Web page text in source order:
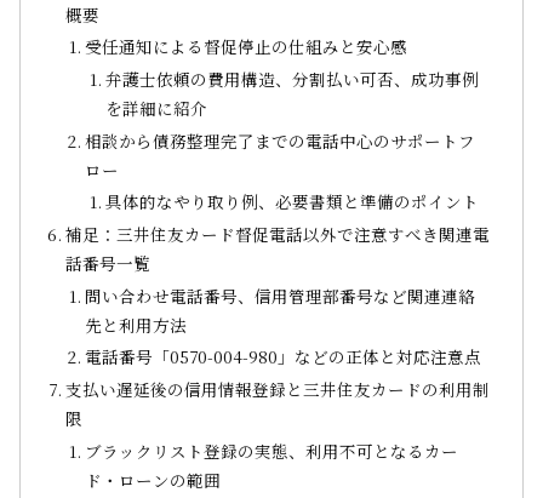
概要
受任通知による督促停止の仕組みと安心感
弁護士依頼の費用構造、分割払い可否、成功事例
を詳細に紹介
相談から債務整理完了までの電話中心のサポートフ
ロー
具体的なやり取り例、必要書類と準備のポイント
補足：三井住友カード督促電話以外で注意すべき関連電
話番号一覧
問い合わせ電話番号、信用管理部番号など関連連絡
先と利用方法
電話番号「0570-004-980」などの正体と対応注意点
支払い遅延後の信用情報登録と三井住友カードの利用制
限
ブラックリスト登録の実態、利用不可となるカー
ド・ローンの範囲